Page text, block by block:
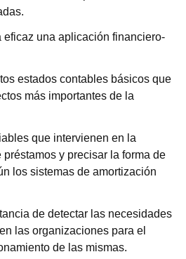
eficaz una aplicación financiero-
estados contables básicos que
más importantes de la
que intervienen en la
y precisar la forma de
los sistemas de amortización
de detectar las necesidades
las organizaciones para el
de las mismas.